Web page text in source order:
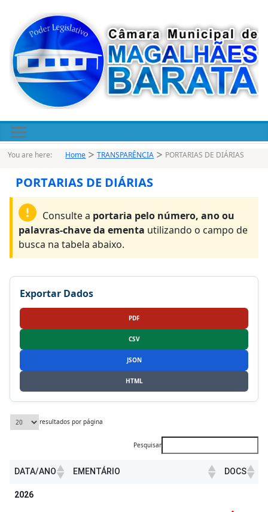
conteúdo
You are here: Home TRANSPARÊNCIA PORTARIAS DE DIÁRIAS
PORTARIAS DE DIÁRIAS
Consulte a portaria pelo número, ano ou
palavras-chave da ementa utilizando o campo de
busca na tabela abaixo.
Exportar Dados
PDF
CSV
JSON
HTML
resultados por página
Pesquisar
DATA/ANO EMENTÁRIO
DOCS
DATA/ANO
2026